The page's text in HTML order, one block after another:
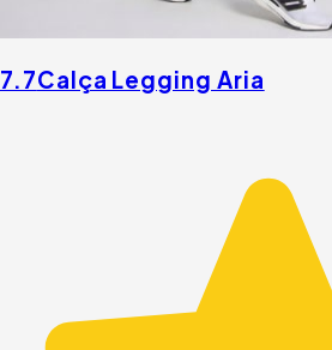
7.7Calça Legging Aria